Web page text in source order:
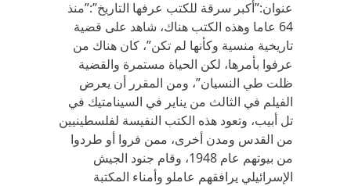
عنوان:”أكبر سرقة للكتب عرفها التاريخ”:”منذ
64 عاما وهذه الكتب هناك، شاهد على قضية
تاريخية منسية وكأنها لم تكن”، كان هناك من
عرفوا بأمرها، لكن الحياة مستمرة والقضية
ظلت طي النسيان”، ومن المقرر أن يعرض
الفيلم في الثالث من يناير في السينامتيك في
تل أبيب، وتعود هذه الكتب النفيسة لفلسطينيين
من القدس ومدن أخرى، ممن فروا أو طردوا
من بيوتهم عام 1948، وقام جنود الجيش
الإسرائيلي يرافقهم عاملو وأمناء المكتبة